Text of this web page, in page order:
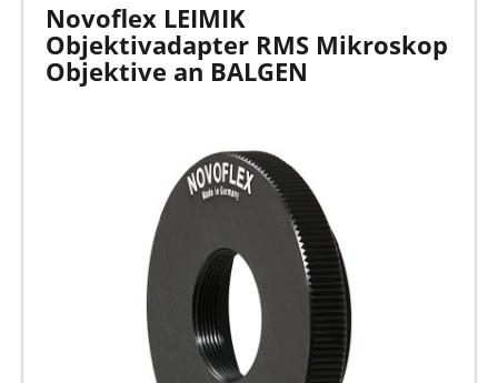
Novoflex LEIMIK
Objektivadapter RMS Mikroskop
Objektive an BALGEN